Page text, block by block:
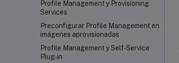
Profile Management y Provisioning
Services
Preconfigurar Profile Management en
imágenes aprovisionadas
Profile Management y Self-Service
Plug-in